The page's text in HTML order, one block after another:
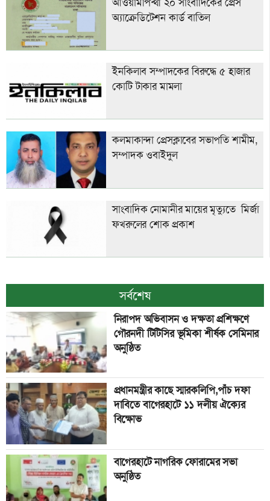
অ্যাক্রেডিটেশন কার্ড বাতিল
ইনকিলাব সম্পাদকের বিরুদ্ধে ৫ হাজার
কোটি টাকার মামলা
কলমাকান্দা প্রেসক্লাবের সভাপতি শামীম,
সম্পাদক ওবাইদুল
সাংবাদিক নোমানীর মায়ের মৃত্যুতে মির্জা
ফখরুলের শোক প্রকাশ
সর্বশেষ
নিরাপদ অভিবাসন ও দক্ষতা প্রশিক্ষণে
গৌরনদী টিটিসির ভূমিকা শীর্ষক সেমিনার
অনুষ্ঠিত
প্রধানমন্ত্রীর কাছে স্মারকলিপি,পাঁচ দফা
দাবিতে বাগেরহাটে ১১ দলীয় ঐক্যের
বিক্ষোভ
বাগেরহাটে নাগ‌রিক ফোরা‌মের সভা
অনু‌ষ্ঠিত